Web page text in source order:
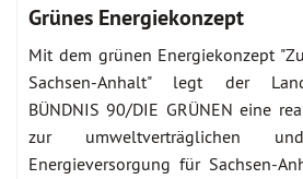
Grünes Energiekonzept
Mit dem grünen Energiekonzept
Sachsen-Anhalt" legt der
BÜNDNIS 90/DIE GRÜNEN eine
zur umweltverträglichen
Energieversorgung für Sachsen-